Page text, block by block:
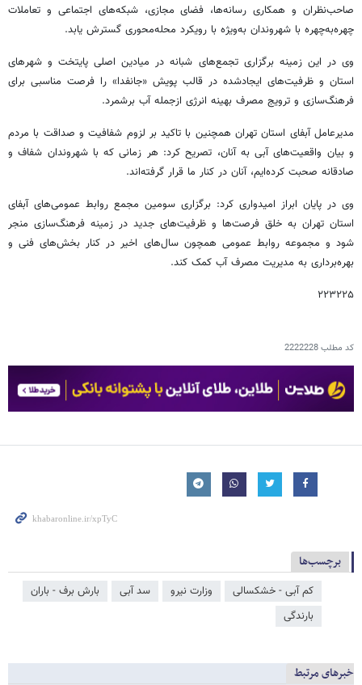
صاحب‌نظران و همکاری رسانه‌ها، فضای مجازی، شبکه‌های اجتماعی و تعاملات
چهره‌به‌چهره با شهروندان به‌ویژه با رویکرد محله‌محوری گسترش یابد.
وی در این زمینه برگزاری تجمع‌های شبانه در میادین اصلی پایتخت و شهرهای
استان و ظرفیت‌های ایجادشده در قالب پویش «جانفدا» را فرصت مناسبی برای
فرهنگ‌سازی و ترویج مصرف بهینه انرژی ازجمله آب برشمرد.
مدیرعامل آبفای استان تهران همچنین با تاکید بر لزوم شفافیت و صداقت با مردم
و بیان واقعیت‌های آبی به آنان، تصریح کرد: هر زمانی که با شهروندان شفاف و
صادقانه صحبت کرده‌ایم، آنان در کنار ما قرار گرفته‌اند.
وی در پایان ابراز امیدواری کرد: برگزاری سومین مجمع روابط عمومی‌های آبفای
استان تهران به خلق فرصت‌ها و ظرفیت‌های جدید در زمینه فرهنگ‌سازی منجر
شود و مجموعه روابط عمومی همچون سال‌های اخیر در کنار بخش‌های فنی و
بهره‌برداری به مدیریت مصرف آب کمک کند.
۲۲۳۲۲۵
کد مطلب2222228
برچسب‌ها
کم آبی - خشکسالی وزارت نیرو سد آبی
بارش برف - باران
بارندگی
خبرهای مرتبط